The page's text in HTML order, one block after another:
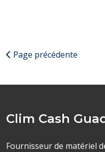
Page précédente
Clim Cash
Fournisseur de matériel